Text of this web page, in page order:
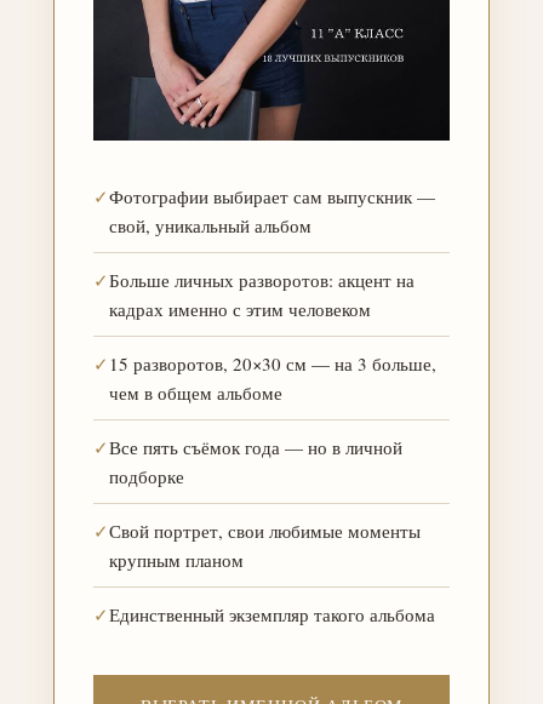
✓Фотографии выбирает сам выпускник —
свой, уникальный альбом
✓Больше личных разворотов: акцент на
кадрах именно с этим человеком
✓ 15 разворотов, 20×30 см — на 3 больше,
чем в общем альбоме
✓Все пять съёмок года — но в личной
подборке
✓Свой портрет, свои любимые моменты
крупным планом
✓Единственный экземпляр такого альбома